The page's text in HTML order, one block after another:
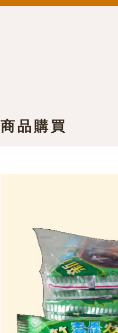
商品購買